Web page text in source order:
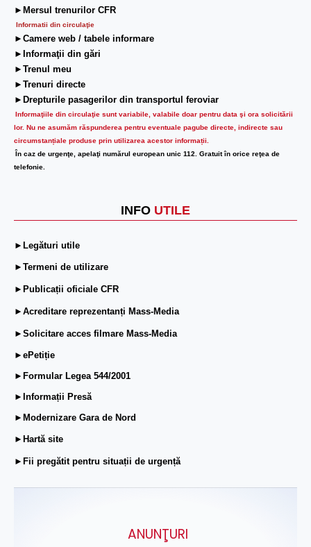
►Mersul trenurilor CFR
Informatii din circulaţie
►Camere web / tabele informare
►Informaţii din gări
►Trenul meu
►Trenuri directe
►Drepturile pasagerilor din transportul feroviar
Informaţiile din circulaţie sunt variabile, valabile doar pentru data şi ora solicitării
lor. Nu ne asumăm răspunderea pentru eventuale pagube directe, indirecte sau
circumstanțiale produse prin utilizarea acestor informații.
În caz de urgenţe, apelaţi numărul european unic 112. Gratuit în orice reţea de
telefonie.
INFO UTILE
►Legături utile
►Termeni de utilizare
►Publicații oficiale CFR
►Acreditare reprezentanți Mass-Media
►Solicitare acces filmare Mass-Media
►ePetiție
►Formular Legea 544/2001
►Informații Presă
►Modernizare Gara de Nord
►Hartă site
►Fii pregătit pentru situații de urgență
ANUNŢURI